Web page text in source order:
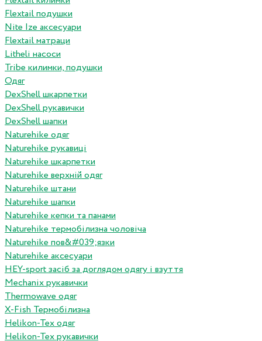
Flextail подушки
Nite Ize аксесуари
Flextail матраци
Litheli насоси
Tribe килимки, подушки
Одяг
DexShell шкарпетки
DexShell рукавички
DexShell шапки
Naturehike одяг
Naturehike рукавиці
Naturehike шкарпетки
Naturehike верхній одяг
Naturehike штани
Naturehike шапки
Naturehike кепки та панами
Naturehike термобілизна чоловіча
Naturehike пов&#039;язки
Naturehike аксесуари
HEY-sport засіб за доглядом одягу і взуття
Mechanix рукавички
Thermowave одяг
X-Fish Термобілизна
Helikon-Tex одяг
Helikon-Tex рукавички